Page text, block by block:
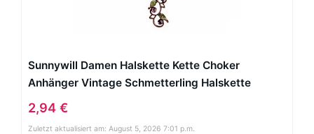
Sunnywill Damen Halskette Kette Choker
Anhänger Vintage Schmetterling Halskette
Anweisung Ohrringe Schmuck-Set
2,94 €
Zuletzt aktualisiert am: August 5, 2026 7:01 p.m.